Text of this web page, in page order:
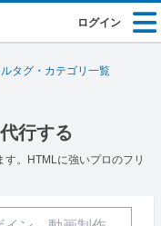
ログイン
タグ・カテゴリ一覧
行する
。HTMLに強いプロのフリ